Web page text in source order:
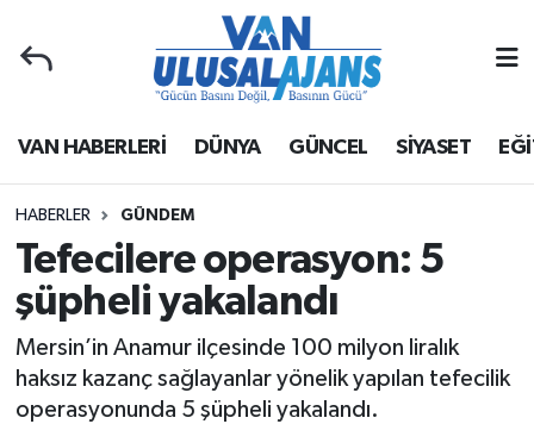
VAN HABERLERİ DÜNYA GÜNCEL SİYASET
HABERLER GÜNDEM
Tefecilere operasyon: 5
şüpheli yakalandı
Mersin’in Anamur ilçesinde 100 milyon liralık
haksız kazanç sağlayanlar yönelik yapılan tefecilik
operasyonunda 5 şüpheli yakalandı.
Van Nöbetçi Eczaneler
Van Hava Durumu
Van Namaz Vakitleri
Van Trafik Yoğunluk Haritası
Tüm Manşetler